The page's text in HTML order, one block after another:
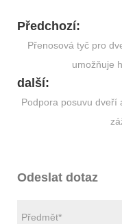
Předchozí:
Přenosová tyč pro
umožňuje
další:
Podpora posuvu dveří
Odeslat dotaz